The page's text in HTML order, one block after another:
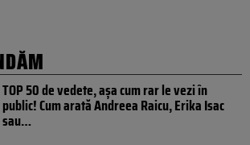
TOP 50 de vedete, așa cum rar le vezi în
public! Cum arată Andreea Raicu, Erika Isac
sau…